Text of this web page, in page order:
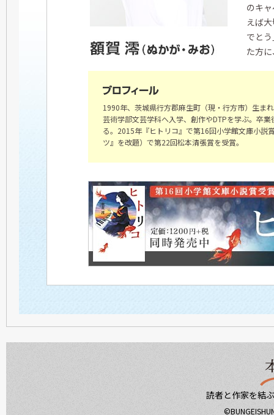
のキ
えば
でと
た方
1990年、茨城県行方郡麻生町（現・行方市）生ま
芸術学部文芸学科へ入学、創作やDTPを学ぶ。卒
る。2015年『ヒトリコ』で第16回小学館文庫小説
ツ』を改題）で第22回松本清張賞を受賞。
読者と作家を結